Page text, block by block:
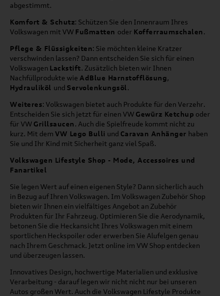
abgestimmt.
Komfort & Schutz: Schützen Sie den Innenraum Ihres
Volkswagen mit VW Fußmatten oder Kofferraumschalen.
Pflege & Flüssigkeiten: Sie möchten kleine Kratzer
verschwinden lassen? Dann entscheiden Sie sich für einen
Volkswagen Lackstift. Zusätzlich bieten wir Ihnen
Nachfüllprodukte wie AdBlue Harnstofflösung,
Hydrauliköl und Servolenkungsöl.
Weiteres: Volkswagen bietet auch Produkte für den Verzehr.
Entscheiden Sie sich jetzt für einen VW Gewürz Ketchup oder
für VW Grillsaucen. Auch die Spielfreude kommt nicht zu
kurz. Mit dem VW Lego Bulli und Caravan Anhänger haben
Sie und Ihr Kind mit Sicherheit ganz viel Spaß.
Volkswagen Lifestyle Shop - Mode, Accessoires und
Fanartikel
Sie legen Wert auf einen eigenen Style? Dann sicherlich auch
in Bezug auf Ihren Volkswagen. Im Volkswagen Zubehör Shop
bieten wir Ihnen ein vielfältiges Angebot an Zubehör
Produkten für Ihr Fahrzeug. Optimieren Sie die Aerodynamik,
betonen Sie die Heckansicht Ihres Volkswagen mit einem
sportlichen Heckspoiler oder erwerben Sie Alufelgen genau
nach Ihrem Geschmack. Jetzt online im VW Shop entdecken
und überzeugen lassen.
Innovatives Design, hochwertige Materialien und exklusive
Verarbeitung - darauf legen wir nicht nicht nur bei unseren
Autos großen Wert. Auch die Volkswagen Lifestyle Produkte